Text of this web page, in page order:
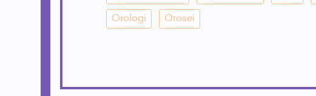
Orologi Orosei